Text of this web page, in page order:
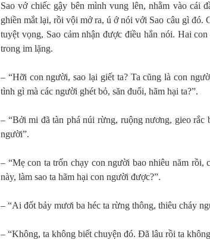
Sao vớ chiếc gậy bên mình vung lên, nhằm vào cái
ghiền mắt lại, rồi vội mở ra, ú ớ nói với Sao câu gì đó.
tuyệt vọng, Sao cảm nhận được điều hắn nói. Hai
trong im lặng.
– “Hỡi con người, sao lại giết ta? Ta cũng là con
tình gì mà các người ghét bỏ, săn đuổi, hãm hại ta?”.
– “Bởi mi đã tàn phá núi rừng, ruộng nương, gieo rắc
người”.
– “Mẹ con ta trốn chạy con người bao nhiêu năm
này, làm sao ta hãm hại con người được?”.
– “Ai đốt bảy mươi ba héc ta rừng thông, thiêu cháy
– “Không, ta không biết chuyện đó. Đã lâu rồi ta